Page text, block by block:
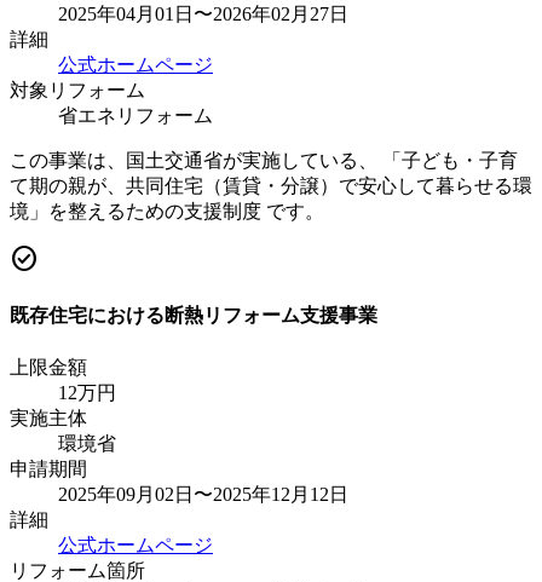
2025年04月01日〜2026年02月27日
詳細
公式ホームページ
対象リフォーム
省エネリフォーム
この事業は、国土交通省が実施している、 「子ども・子育
て期の親が、共同住宅（賃貸・分譲）で安心して暮らせる環
境」を整えるための支援制度 です。
check_circle
既存住宅における断熱リフォーム支援事業
上限金額
12万円
実施主体
環境省
申請期間
2025年09月02日〜2025年12月12日
詳細
公式ホームページ
リフォーム箇所